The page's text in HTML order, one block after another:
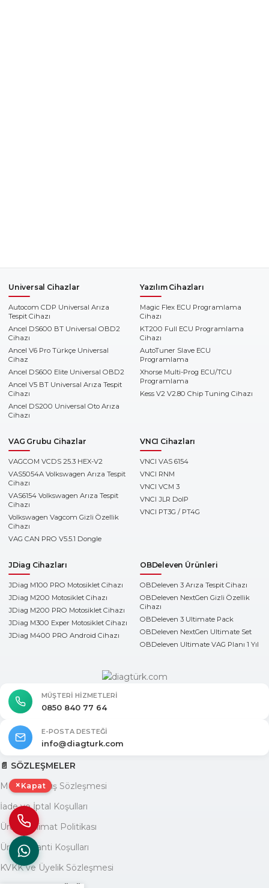
Universal Cihazlar
Autocom CDP Universal Arıza
Tespit Cihazı
Ancel DS600 BT Universal OBD2
Cihazı
Ancel V6 Pro Türkçe Universal
Cihaz
Ancel DS600 Elite Universal OBD2
Ancel V5 BT Universal Arıza Tespit
Cihazı
Ancel DS200 Universal Oto Arıza
Cihazı
Yazılım Cihazları
Magic Flex ECU Programlama
Cihazı
KT200 Full ECU Programlama
Cihazı
AutoTuner Slave ECU
Programlama
Xhorse Multi-Prog ECU/TCU
Programlama
Kess V2 V2.80 Chip Tuning Cihazı
VAG Grubu Cihazlar
VAGCOM VCDS 25.3 HEX-V2
VAS5054A Volkswagen Arıza Tespit
Cihazı
VAS6154 Volkswagen Arıza Tespit
Cihazı
Volkswagen Vagcom Gizli Özellik
Cihazı
VAG CAN PRO V5.5.1 Dongle
VNCI Cihazları
VNCI VAS 6154
VNCI RNM
VNCI VCM 3
VNCI JLR DoIP
VNCI PT3G / PT4G
JDiag Cihazları
JDiag M100 PRO Motosiklet Cihazı
JDiag M200 Motosiklet Cihazı
JDiag M200 PRO Motosiklet Cihazı
JDiag M300 Exper Motosiklet Cihazı
JDiag M400 PRO Android Cihazı
OBDeleven Ürünleri
OBDeleven 3 Arıza Tespit Cihazı
OBDeleven NextGen Gizli Özellik
Cihazı
OBDeleven 3 Ultimate Pack
OBDeleven NextGen Ultimate Set
OBDeleven Ultimate VAG Planı 1 Yıl
MÜŞTERI HIZMETLERI
0850 840 77 64
E-POSTA DESTEĞI
info@diagturk.com
📄 SÖZLEŞMELER
Mesafeli Satış Sözleşmesi
İade ve İptal Koşulları
Ürün Teslimat Politikası
Ürün Garanti Koşulları
KVKK ve Üyelik Sözleşmesi
× Kapat